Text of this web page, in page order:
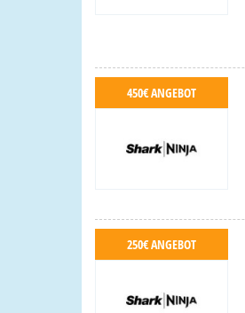
450€ ANGEBOT
250€ ANGEBOT